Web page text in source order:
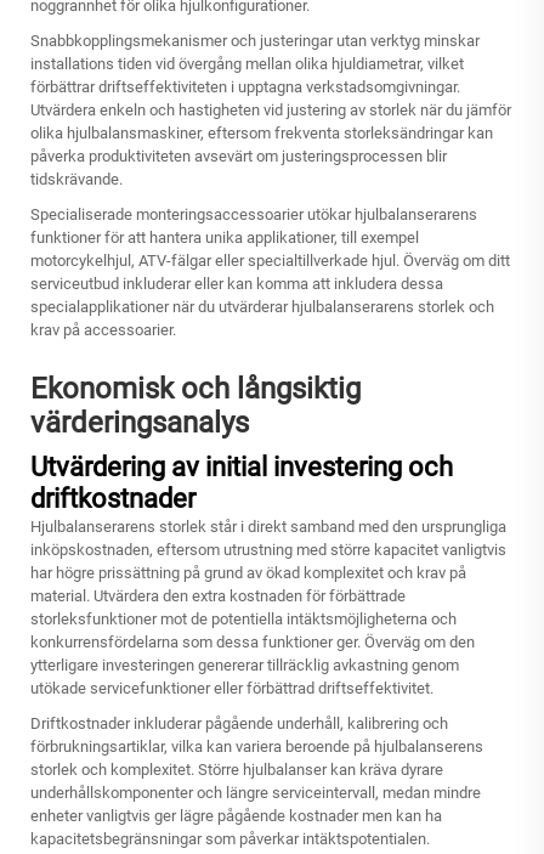
noggrannhet för olika hjulkonfigurationer.
Snabbkopplingsmekanismer och justeringar utan verktyg minskar
installations tiden vid övergång mellan olika hjuldiametrar, vilket
förbättrar driftseffektiviteten i upptagna verkstadsomgivningar.
Utvärdera enkeln och hastigheten vid justering av storlek när du jämför
olika hjulbalansmaskiner, eftersom frekventa storleksändringar kan
påverka produktiviteten avsevärt om justeringsprocessen blir
tidskrävande.
Specialiserade monteringsaccessoarier utökar hjulbalanserarens
funktioner för att hantera unika applikationer, till exempel
motorcykelhjul, ATV-fälgar eller specialtillverkade hjul. Överväg om ditt
serviceutbud inkluderar eller kan komma att inkludera dessa
specialapplikationer när du utvärderar hjulbalanserarens storlek och
krav på accessoarier.
Ekonomisk och långsiktig
värderingsanalys
Utvärdering av initial investering och
driftkostnader
Hjulbalanserarens storlek står i direkt samband med den ursprungliga
inköpskostnaden, eftersom utrustning med större kapacitet vanligtvis
har högre prissättning på grund av ökad komplexitet och krav på
material. Utvärdera den extra kostnaden för förbättrade
storleksfunktioner mot de potentiella intäktsmöjligheterna och
konkurrensfördelarna som dessa funktioner ger. Överväg om den
ytterligare investeringen genererar tillräcklig avkastning genom
utökade servicefunktioner eller förbättrad driftseffektivitet.
Driftkostnader inkluderar pågående underhåll, kalibrering och
förbrukningsartiklar, vilka kan variera beroende på hjulbalanserens
storlek och komplexitet. Större hjulbalanser kan kräva dyrare
underhållskomponenter och längre serviceintervall, medan mindre
enheter vanligtvis ger lägre pågående kostnader men kan ha
kapacitetsbegränsningar som påverkar intäktspotentialen.